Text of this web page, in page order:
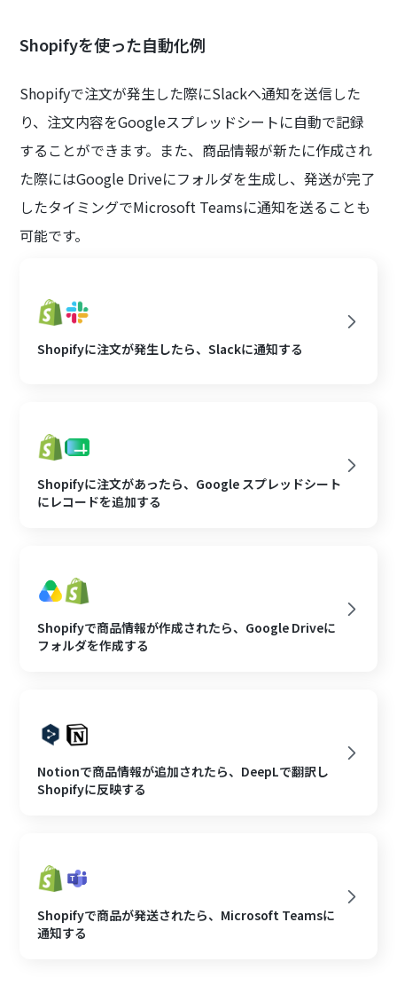
Shopifyを使った自動化例
Shopifyで注文が発生した際にSlackへ通知を送信した
り、注文内容をGoogleスプレッドシートに自動で記録
することができます。また、商品情報が新たに作成され
た際にはGoogle Driveにフォルダを生成し、発送が完了
したタイミングでMicrosoft Teamsに通知を送ることも
可能です。
Shopifyに注文が発生したら、Slackに通知する
Shopifyに注文があったら、Google スプレッドシート
にレコードを追加する
Shopifyで商品情報が作成されたら、Google Driveに
フォルダを作成する
Notionで商品情報が追加されたら、DeepLで翻訳し
Shopifyに反映する
Shopifyで商品が発送されたら、Microsoft Teamsに
通知する